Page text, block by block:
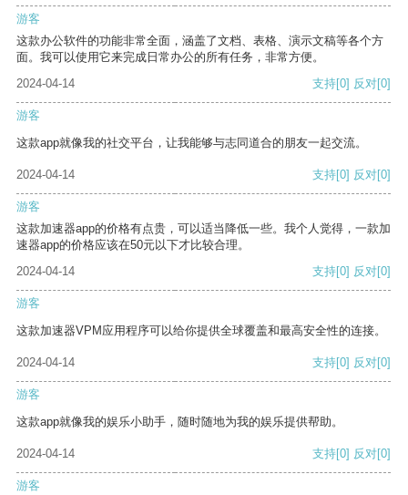
游客
这款办公软件的功能非常全面，涵盖了文档、表格、演示文稿等各个方
面。我可以使用它来完成日常办公的所有任务，非常方便。
2024-04-14
支持[0] 反对[0]
游客
这款app就像我的社交平台，让我能够与志同道合的朋友一起交流。
2024-04-14 支持[0] 反对[0]
游客
这款加速器app的价格有点贵，可以适当降低一些。我个人觉得，一款加
速器app的价格应该在50元以下才比较合理。
2024-04-14
支持[0] 反对[0]
游客
这款加速器VPM应用程序可以给你提供全球覆盖和最高安全性的连接。
2024-04-14 支持[0] 反对[0]
游客
这款app就像我的娱乐小助手，随时随地为我的娱乐提供帮助。
2024-04-14 支持[0] 反对[0]
游客